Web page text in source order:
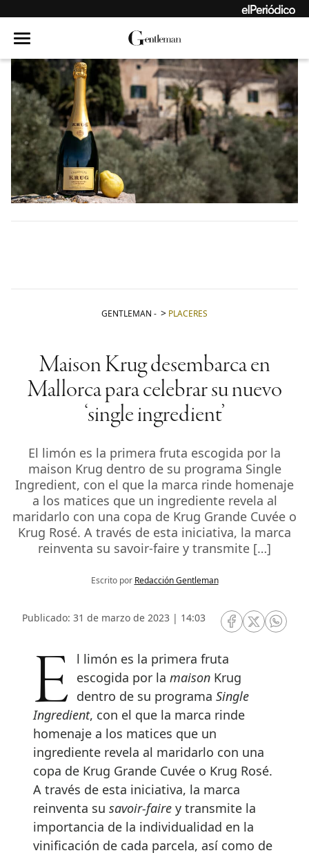
GENTLEMAN - PLACERES
Maison Krug desembarca en
Mallorca para celebrar su nuevo
‘single ingredient’
El limón es la primera fruta escogida por la
maison Krug dentro de su programa Single
Ingredient, con el que la marca rinde homenaje
a los matices que un ingrediente revela al
maridarlo con una copa de Krug Grande Cuvée o
Krug Rosé. A través de esta iniciativa, la marca
reinventa su savoir-faire y transmite […]
Escrito por Redacción Gentleman
Publicado: 31 de marzo de 2023 | 14:03
RRSS Facebook
RRSSRRSS
El limón es la primera fruta escogida por la maison Krug
dentro de su programaSingle
Ingredient, con el que la marca rinde
homenaje a los matices que un
ingrediente revela al maridarlo con una
copa de Krug Grande Cuvée o Krug Rosé.
A través de esta iniciativa, la marca
reinventa su savoir-faire y transmite la
importancia de la individualidad en la
vinificación de cada parcela, así como de